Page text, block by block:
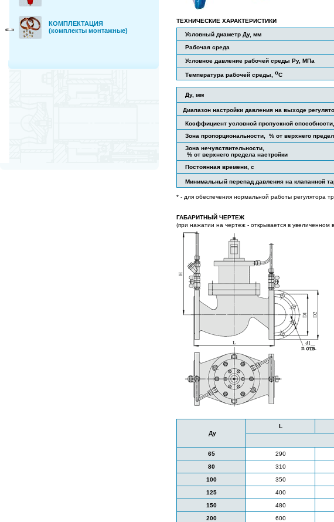
КОМПЛЕКТАЦИЯ
(комплекты монтажные)
ТЕХНИЧЕСКИЕ ХАРАКТЕРИСТИКИ
Условный диаметр Ду, мм
Рабочая среда
Условное давление рабочей среды Ру, МПа
Температура рабочей среды, оС
Ду, мм
Диапазон настройки давления на выходе
Коэффициент условной пропускной
Зона пропорциональности, % от верхнего
Зона нечувствительности,
% от верхнего предела настройки
Постоянная времени, с
Минимальный перепад давления на клапанной
* - для обеспечения нормальной работы регулятора
ГАБАРИТНЫЙ ЧЕРТЕЖ
(при нажатии на чертеж - открывается в увеличенном
Ду
L
65 290
80 310
100 350
125 400
150 480
200 600